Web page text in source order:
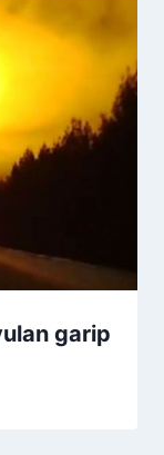
garip